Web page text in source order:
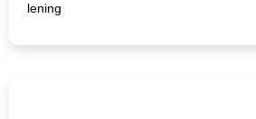
lening